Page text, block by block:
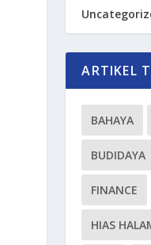
ARTIKEL
BAHAYA
BUDIDAYA
FINANCE
HIAS